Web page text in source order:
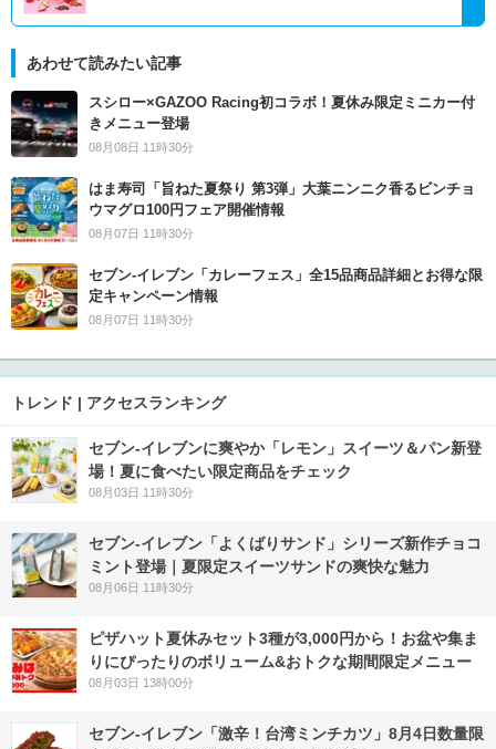
あわせて読みたい記事
スシロー×GAZOO Racing初コラボ！夏休み限定ミニカー付
きメニュー登場
08月08日 11時30分
はま寿司「旨ねた夏祭り 第3弾」大葉ニンニク香るビンチョ
ウマグロ100円フェア開催情報
08月07日 11時30分
セブン‐イレブン「カレーフェス」全15品商品詳細とお得な限
定キャンペーン情報
08月07日 11時30分
トレンド | アクセスランキング
セブン‐イレブンに爽やか「レモン」スイーツ＆パン新登
場！夏に食べたい限定商品をチェック
08月03日 11時30分
セブン‐イレブン「よくばりサンド」シリーズ新作チョコ
ミント登場｜夏限定スイーツサンドの爽快な魅力
08月06日 11時30分
ピザハット夏休みセット3種が3,000円から！お盆や集ま
りにぴったりのボリューム&おトクな期間限定メニュー
08月03日 13時00分
セブン-イレブン「激辛！台湾ミンチカツ」8月4日数量限